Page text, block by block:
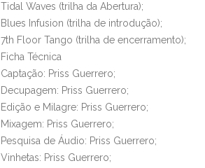
Tidal Waves (trilha da Abertura);
Blues Infusion (trilha de introdução);
7th Floor Tango (trilha de encerramento);
Ficha Técnica
Captação: Priss Guerrero;
Decupagem: Priss Guerrero;
Edição e Milagre: Priss Guerrero;
Mixagem: Priss Guerrero;
Pesquisa de Áudio: Priss Guerrero;
Vinhetas: Priss Guerrero;